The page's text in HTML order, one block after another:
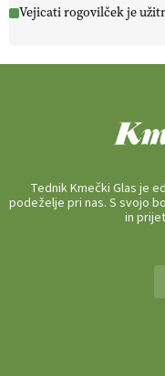
Vejicati rogovilček je
Tednik Kmečki Glas je
podeželje pri nas. S svojo
in